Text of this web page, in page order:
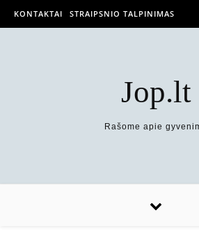
KONTAKTAI STRAIPSNIO TALPINIMAS
Jop.lt
Rašome apie